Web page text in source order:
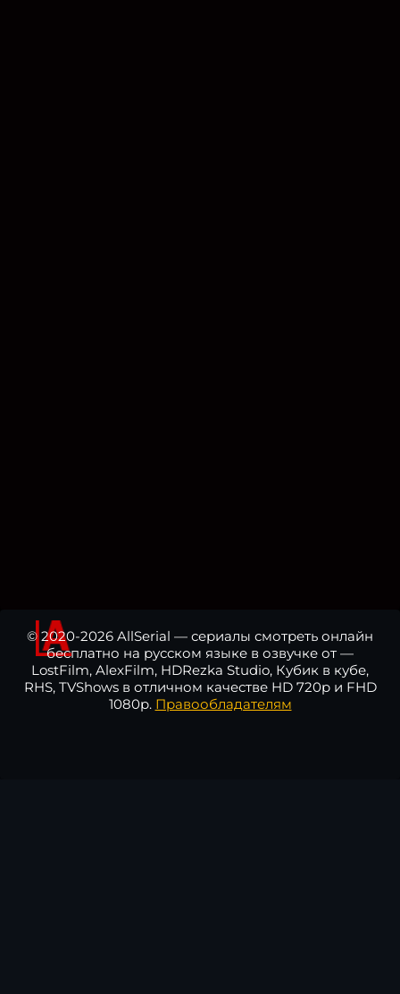
© 2020-2026 AllSerial — сериалы смотреть онлайн
бесплатно на русском языке в озвучке от —
LostFilm, AlexFilm, HDRezka Studio, Кубик в кубе,
RHS, TVShows в отличном качестве HD 720p и FHD
1080p. Правообладателям